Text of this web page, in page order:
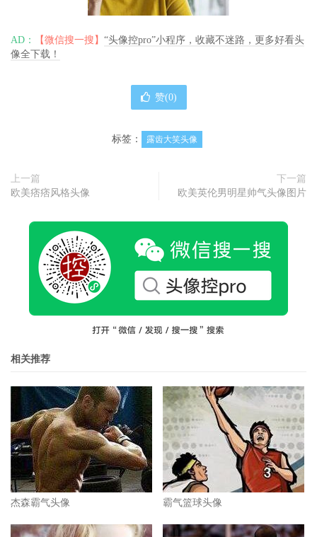
AD： 【微信搜一搜】 “头像控pro”小程序，收藏不迷路，更多好看头
像全下载！
赞(0)
标签： 露齿大笑头像
上一篇
欧美痞痞风格头像
下一篇
欧美英伦男明星帅气头像图片
相关推荐
杰森霸气头像 霸气篮球头像